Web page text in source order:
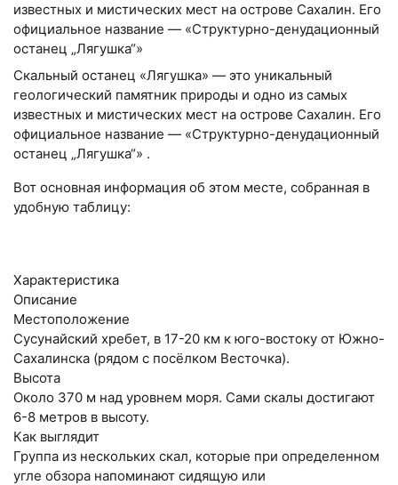
известных и мистических мест на острове Сахалин. Его
официальное название — «Структурно-денудационный
останец „Лягушка“»
Скальный останец «Лягушка» — это уникальный
геологический памятник природы и одно из самых
известных и мистических мест на острове Сахалин. Его
официальное название — «Структурно-денудационный
останец „Лягушка“» .
Вот основная информация об этом месте, собранная в
удобную таблицу:
Характеристика
Описание
Местоположение
Сусунайский хребет, в 17-20 км к юго-востоку от Южно-
Сахалинска (рядом с посёлком Весточка).
Высота
Около 370 м над уровнем моря. Сами скалы достигают
6-8 метров в высоту.
Как выглядит
Группа из нескольких скал, которые при определенном
угле обзора напоминают сидящую или